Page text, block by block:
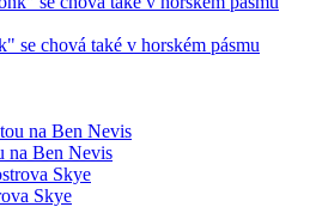
se chová také v horském pásmu
na Ben Nevis
Skye